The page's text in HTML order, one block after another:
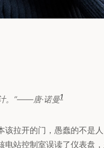
。”——唐·诺曼1
拉开的门，愚蠢的不是
电站控制室误读了仪表